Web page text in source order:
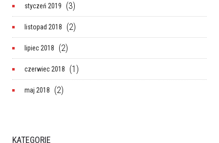
styczeń 2019 (3)
listopad 2018 (2)
lipiec 2018 (2)
czerwiec 2018 (1)
maj 2018 (2)
KATEGORIE